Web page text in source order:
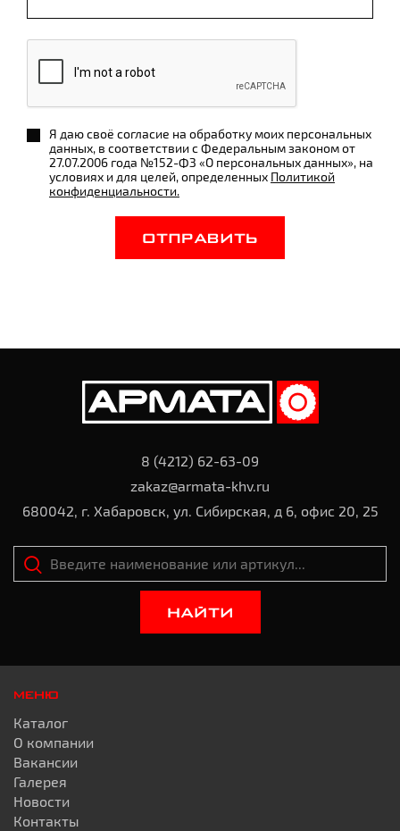
Я даю своё согласие на обработку моих персональных
данных, в соответствии с Федеральным законом от
27.07.2006 года №152-ФЗ «О персональных данных», на
условиях и для целей, определенных Политикой
конфиденциальности.
ОТПРАВИТЬ
8 (4212) 62-63-09
zakaz@armata-khv.ru
680042, г. Хабаровск, ул. Сибирская, д 6, офис 20, 25
НАЙТИ
МЕНЮ
Каталог
О компании
Вакансии
Галерея
Новости
Контакты